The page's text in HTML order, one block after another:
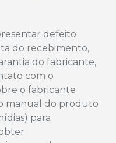
defeito
do recebimento,
do fabricante,
com o
o fabricante
manual do produto
para